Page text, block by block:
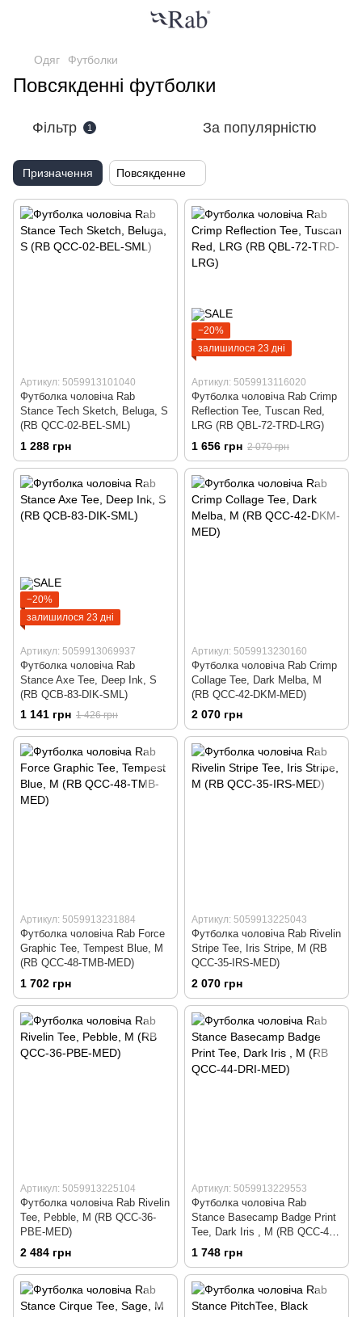
Одяг Футболки
Повсякденні футболки
Фільтр 1 За популярністю
Призначення Повсякденне
Артикул: 5059913101040
Футболка чоловіча Rab
Stance Tech Sketch, Beluga, S
(RB QCC-02-BEL-SML)
1 288 грн
−20%
залишилося 23 дні
Артикул: 5059913116020
Футболка чоловіча Rab Crimp
Reflection Tee, Tuscan Red,
LRG (RB QBL-72-TRD-LRG)
1 656 грн 2 070 грн
−20%
залишилося 23 дні
Артикул: 5059913069937
Футболка чоловіча Rab
Stance Axe Tee, Deep Ink, S
(RB QCB-83-DIK-SML)
1 141 грн 1 426 грн
Артикул: 5059913230160
Футболка чоловіча Rab Crimp
Collage Tee, Dark Melba, M
(RB QCC-42-DKM-MED)
2 070 грн
Артикул: 5059913231884
Футболка чоловіча Rab Force
Graphic Tee, Tempest Blue, M
(RB QCC-48-TMB-MED)
1 702 грн
Артикул: 5059913225043
Футболка чоловіча Rab Rivelin
Stripe Tee, Iris Stripe, M (RB
QCC-35-IRS-MED)
2 070 грн
Артикул: 5059913225104
Футболка чоловіча Rab Rivelin
Tee, Pebble, M (RB QCC-36-
PBE-MED)
2 484 грн
Артикул: 5059913229553
Футболка чоловіча Rab
Stance Basecamp Badge Print
Tee, Dark Iris , M (RB QCC-44-
DRI-MED)
1 748 грн